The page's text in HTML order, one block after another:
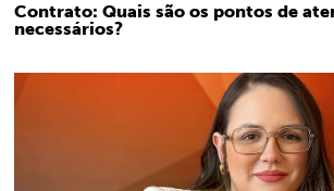
Contrato: Quais são os pontos de
necessários?